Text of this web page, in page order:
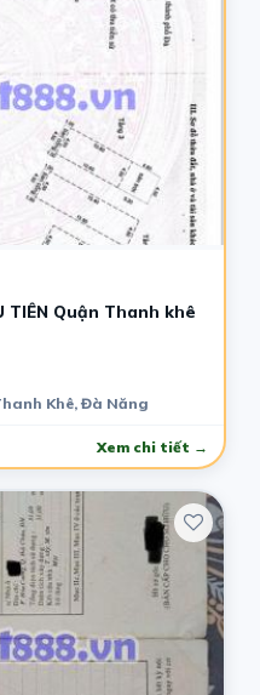
TIÊN Quận Thanh khê
Khê, Đà Năng
Xem chi tiết →